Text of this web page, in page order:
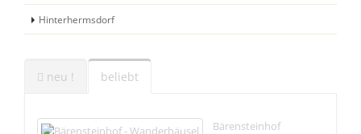
Hinterhermsdorf
neu ! beliebt
Bärensteinhof